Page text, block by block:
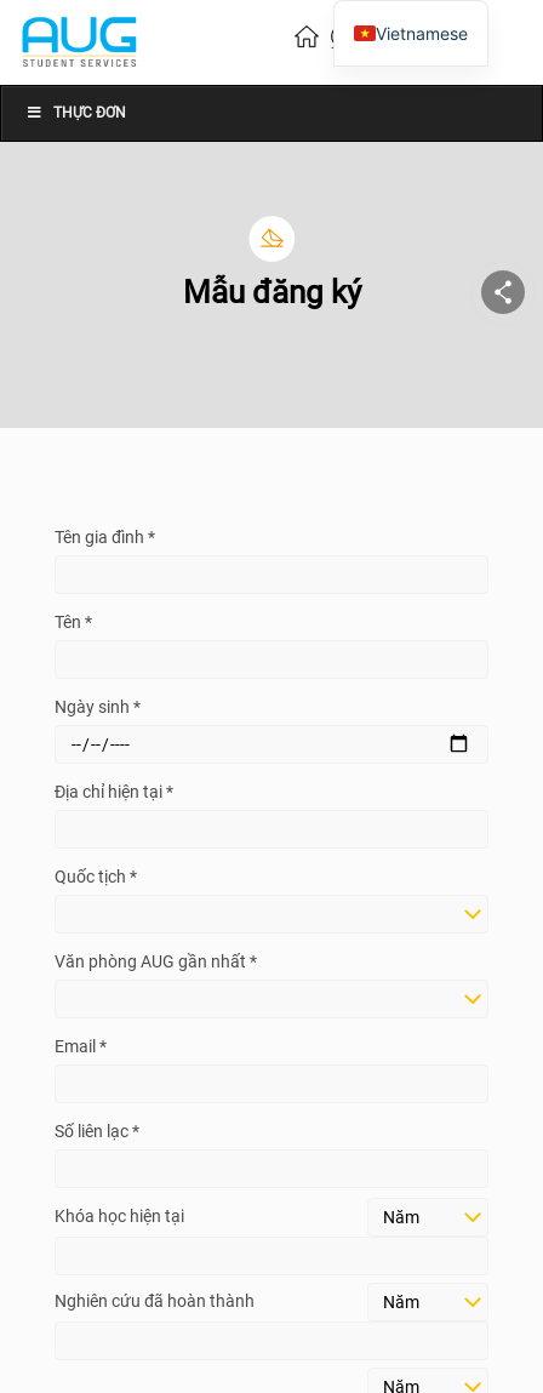
THỰC ĐƠN
Mẫu đăng ký
Tên gia đình *
Tên *
Ngày sinh *
Địa chỉ hiện tại *
Quốc tịch *
Văn phòng AUG gần nhất *
Email *
Số liên lạc *
Khóa học hiện tại
Nghiên cứu đã hoàn thành
Vietnamese